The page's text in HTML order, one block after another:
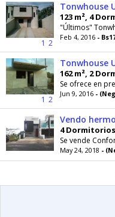
1 2
123 m², 4
Feb 4, 2016 -
1 2
162 m², 2
Jun 9, 2016 -
4
May 24, 2018 -